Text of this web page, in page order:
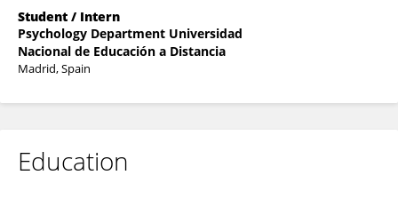
Student / Intern
Psychology Department Universidad
Nacional de Educación a Distancia
Madrid, Spain
Education